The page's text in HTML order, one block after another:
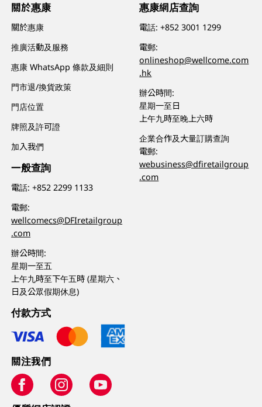
關於惠康
關於惠康
推廣活動及服務
惠康 WhatsApp 條款及細則
門市退/換貨政策
門店位置
牌照及許可證
加入我們
一般查詢
電話:+852 2299 1133
電郵:
wellcomecs@DFIretailgroup
.com
辦公時間:
星期一至五
上午九時至下午五時 (星期六、
日及公眾假期休息)
惠康網店查詢
電話:+852 3001 1299
電郵:
onlineshop@wellcome.com
.hk
辦公時間:
星期一至日
上午九時至晚上六時
企業合作及大量訂購查詢
電郵:
webusiness@dfiretailgroup
.com
付款方式
關注我們